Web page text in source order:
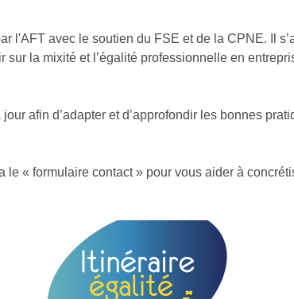
l'AFT avec le soutien du FSE et de la CPNE. Il
la mixité et l’égalité professionnelle en
afin d’adapter et d’approfondir les bonnes
« formulaire contact » pour vous aider à